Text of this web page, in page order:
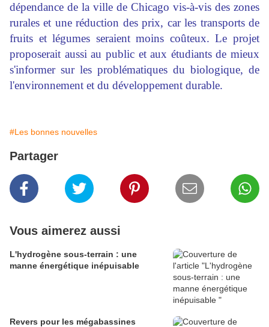
dépendance de la ville de Chicago vis-à-vis des zones
rurales et une réduction des prix, car les transports de
fruits et légumes seraient moins coûteux. Le projet
proposerait aussi au public et aux étudiants de mieux
s'informer sur les problématiques du biologique, de
l'environnement et du développement durable.
#Les bonnes nouvelles
Partager
Vous aimerez aussi
L'hydrogène sous-terrain : une
manne énergétique inépuisable
Revers pour les mégabassines